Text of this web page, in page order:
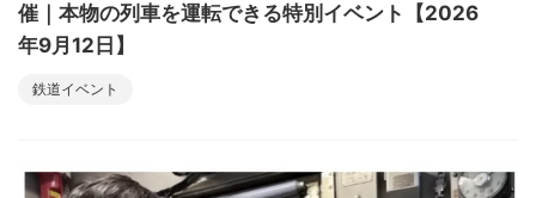
催｜本物の列車を運転できる特別イベント【2026
年9月12日】
鉄道イベント